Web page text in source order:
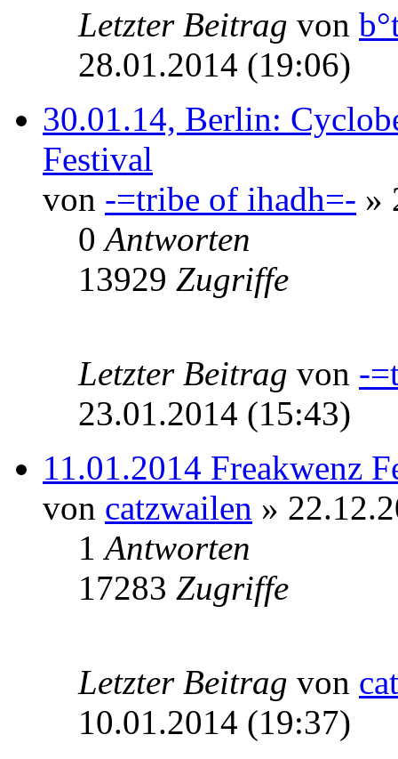
Letzter Beitrag von
28.01.2014 (19:06)
30.01.14, Berlin:
Festival
von -=tribe of ihadh=- »
0Antworten
13929 Zugriffe
Letzter Beitrag von -
23.01.2014 (15:43)
11.01.2014 Freakwenz
von catzwailen »
1Antworten
17283 Zugriffe
Letzter Beitrag von
10.01.2014 (19:37)